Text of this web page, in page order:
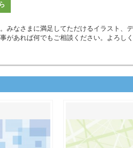
みなさまに満足してただけるイラスト、
があれば何でもご相談ください。よろし